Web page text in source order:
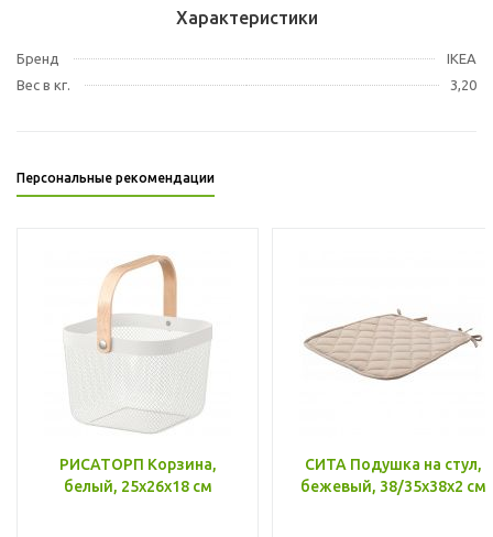
Характеристики
Бренд
IKEA
Вес в кг.
3,20
Персональные рекомендации
РИСАТОРП Корзина,
белый, 25x26x18 см
СИТА Подушка на стул,
бежевый, 38/35x38x2 см